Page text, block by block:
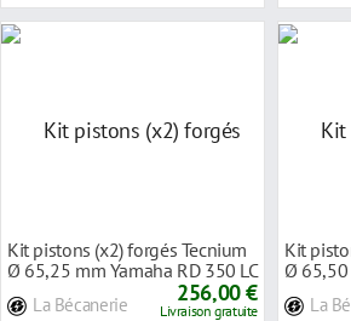
Kit pistons (x2) forgés Tecnium
Ø 65,25 mm Yamaha RD 350 LC
La Bécanerie 256,00 €
Livraison gratuite
Kit
Ø 65,50
La